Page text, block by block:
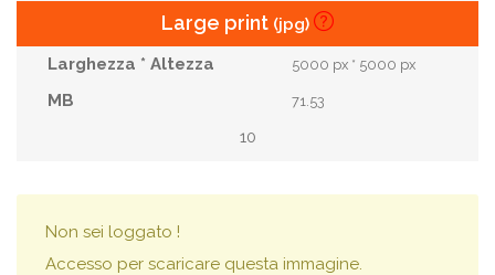
Large print (jpg)
5000 px * 5000 px
71.53
10
Non sei loggato !
Accesso per scaricare questa immagine.